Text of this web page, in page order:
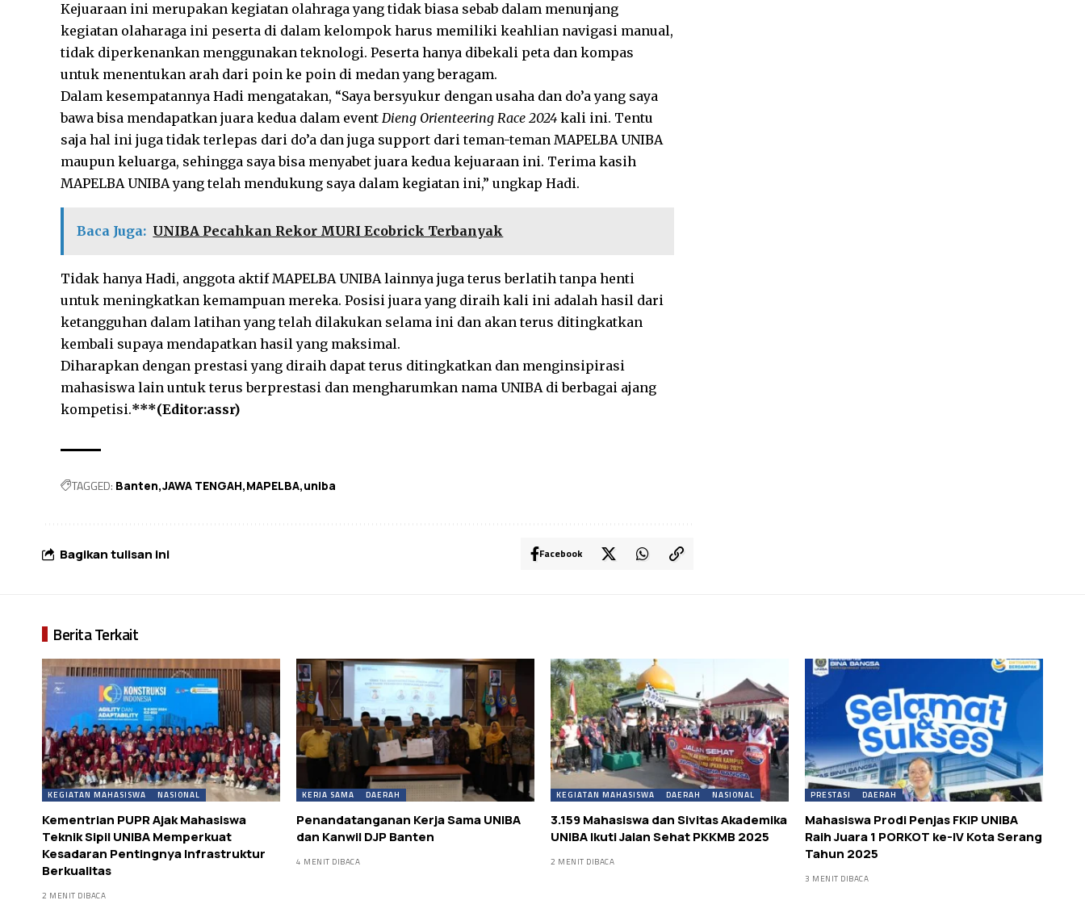
Kejuaraan ini merupakan kegiatan olahraga yang tidak biasa sebab dalam menunjang
kegiatan olaharaga ini peserta di dalam kelompok harus memiliki keahlian navigasi manual,
tidak diperkenankan menggunakan teknologi. Peserta hanya dibekali peta dan kompas
untuk menentukan arah dari poin ke poin di medan yang beragam.
Dalam kesempatannya Hadi mengatakan, “Saya bersyukur dengan usaha dan do’a yang saya
bawa bisa mendapatkan juara kedua dalam eventDieng Orienteering Race 2024 kali ini. Tentu
saja hal ini juga tidak terlepas dari do’a dan juga support dari teman-teman MAPELBA UNIBA
maupun keluarga, sehingga saya bisa menyabet juara kedua kejuaraan ini. Terima kasih
MAPELBA UNIBA yang telah mendukung saya dalam kegiatan ini,” ungkap Hadi.
Baca Juga: UNIBA Pecahkan Rekor MURI Ecobrick Terbanyak
Tidak hanya Hadi, anggota aktif MAPELBA UNIBA lainnya juga terus berlatih tanpa henti
untuk meningkatkan kemampuan mereka. Posisi juara yang diraih kali ini adalah hasil dari
ketangguhan dalam latihan yang telah dilakukan selama ini dan akan terus ditingkatkan
kembali supaya mendapatkan hasil yang maksimal.
Diharapkan dengan prestasi yang diraih dapat terus ditingkatkan dan menginsipirasi
mahasiswa lain untuk terus berprestasi dan mengharumkan nama UNIBA di berbagai ajang
kompetisi.***(Editor:assr)
TAGGED: Banten JAWA TENGAH MAPELBA uniba
Bagikan tulisan ini Facebook
Berita Terkait
KEGIATAN MAHASISWA NASIONAL
Kementrian PUPR Ajak Mahasiswa
Teknik Sipil UNIBA Memperkuat
Kesadaran Pentingnya Infrastruktur
Berkualitas
2 MENIT DIBACA
KERJA SAMA DAERAH
Penandatanganan Kerja Sama UNIBA
dan Kanwil DJP Banten
4 MENIT DIBACA
KEGIATAN MAHASISWA DAERAH NASIONAL
3.159 Mahasiswa dan Sivitas Akademika
UNIBA Ikuti Jalan Sehat PKKMB 2025
2 MENIT DIBACA
PRESTASI DAERAH
Mahasiswa Prodi Penjas FKIP UNIBA
Raih Juara 1 PORKOT ke-IV Kota Serang
Tahun 2025
3 MENIT DIBACA